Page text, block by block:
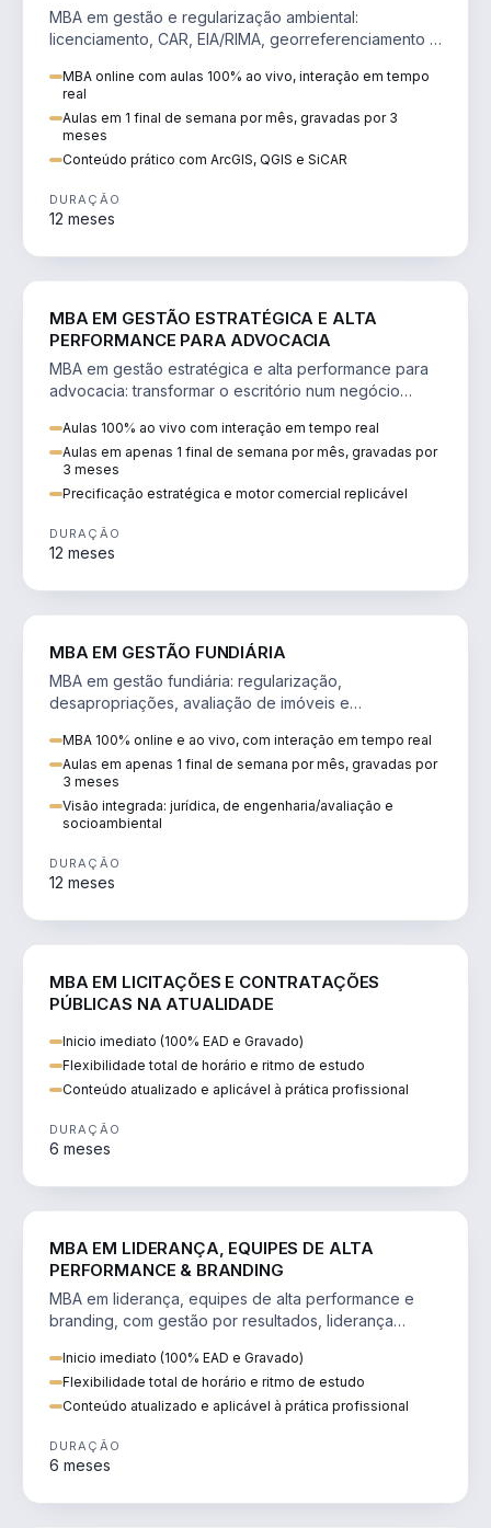
MBA em gestão e regularização ambiental:
licenciamento, CAR, EIA/RIMA, georreferenciamento e
MBA online com aulas 100% ao vivo, interação em tempo
real
Aulas em 1 final de semana por mês, gravadas por 3
meses
Conteúdo prático com ArcGIS, QGIS e SiCAR
DURAÇÃO
12 meses
MBA EM GESTÃO ESTRATÉGICA E ALTA
PERFORMANCE PARA ADVOCACIA
MBA em gestão estratégica e alta performance para
advocacia: transformar o escritório num negócio
Aulas 100% ao vivo com interação em tempo real
Aulas em apenas 1 final de semana por mês, gravadas por
3 meses
Precificação estratégica e motor comercial replicável
DURAÇÃO
12 meses
MBA EM GESTÃO FUNDIÁRIA
MBA em gestão fundiária: regularização,
desapropriações, avaliação de imóveis e
MBA 100% online e ao vivo, com interação em tempo real
Aulas em apenas 1 final de semana por mês, gravadas por
3 meses
Visão integrada: jurídica, de engenharia/avaliação e
socioambiental
DURAÇÃO
12 meses
MBA EM LICITAÇÕES E CONTRATAÇÕES
PÚBLICAS NA ATUALIDADE
Inicio imediato (100% EAD e Gravado)
Flexibilidade total de horário e ritmo de estudo
Conteúdo atualizado e aplicável à prática profissional
DURAÇÃO
6 meses
MBA EM LIDERANÇA, EQUIPES DE ALTA
PERFORMANCE & BRANDING
MBA em liderança, equipes de alta performance e
branding, com gestão por resultados, liderança
Inicio imediato (100% EAD e Gravado)
Flexibilidade total de horário e ritmo de estudo
Conteúdo atualizado e aplicável à prática profissional
DURAÇÃO
6 meses